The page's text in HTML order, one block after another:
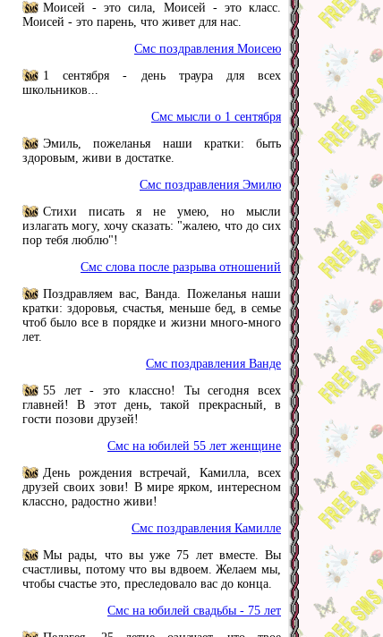
Моисей - это сила, Моисей - это класс.
Моисей - это парень, что живет для нас.
Смс поздравления Моисею
1 сентября - день траура для всех
школьников...
Смс мысли о 1 сентября
Эмиль, пожеланья наши кратки: быть
здоровым, живи в достатке.
Смс поздравления Эмилю
Стихи писать я не умею, но мысли
излагать могу, хочу сказать: "жалею, что до сих
пор тебя люблю"!
Смс слова после разрыва отношений
Поздравляем вас, Ванда. Пожеланья наши
кратки: здоровья, счастья, меньше бед, в семье
чтоб было все в порядке и жизни много-много
лет.
Смс поздравления Ванде
55 лет - это классно! Ты сегодня всех
главней! В этот день, такой прекрасный, в
гости позови друзей!
Смс на юбилей 55 лет женщине
День рождения встречай, Камилла, всех
друзей своих зови! В мире ярком, интересном
классно, радостно живи!
Смс поздравления Камилле
Мы рады, что вы уже 75 лет вместе. Вы
счастливы, потому что вы вдвоем. Желаем мы,
чтобы счастье это, преследовало вас до конца.
Смс на юбилей свадьбы - 75 лет